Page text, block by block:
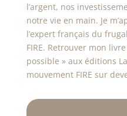
l’argent, nos
notre vie en main. Je
l’expert français du
FIRE. Retrouver mon
possible » aux éditions
mouvement FIRE sur